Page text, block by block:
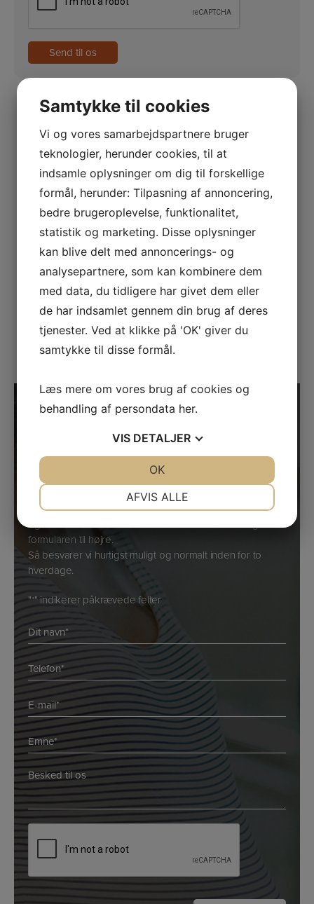
Kontakt os
Du er velkommen til at kontakte os på
telefon, eller via formularen her på siden.
Ring på +45 33 24 02 10
Send en e-mail
Showroom
Kig forbi og prøv vores Tanita vægte i vores
showroom i Søborg.
Find vej
Har du spørgsmål?
Kontakt os nu
Ring til Kasper og Kim på telefon
hvis du har
spørgsmål til vores vægte.
Skulle vi ikke lige tage telefonen, så læg i stedet en
besked, og vi vender tilbage til dig hurtigst muligt. Du kan
også kontakte os ved at sende en e-mail eller bruge
formularen til højre.
Så besvarer vi hurtigst muligt og normalt inden for to
hverdage.
"*" indikerer påkrævede felter
Navn
*
Telefon
*
E-
mail
*
*
Emne
*
*
Besked
*
*
Samtykke til cookies
Vi og vores samarbejdspartnere bruger
teknologier, herunder cookies, til at
indsamle oplysninger om dig til forskellige
formål, herunder: Tilpasning af annoncering,
bedre brugeroplevelse, funktionalitet,
statistik og marketing. Disse oplysninger
kan blive delt med annoncerings- og
analysepartnere, som kan kombinere dem
med data, du tidligere har givet dem eller
de har indsamlet gennem din brug af deres
tjenester. Ved at klikke på 'OK' giver du
samtykke til disse formål.
Læs mere om vores brug af cookies og
behandling af persondata her.
VIS DETALJER
MARKETING
AFVIS ALLE
OK